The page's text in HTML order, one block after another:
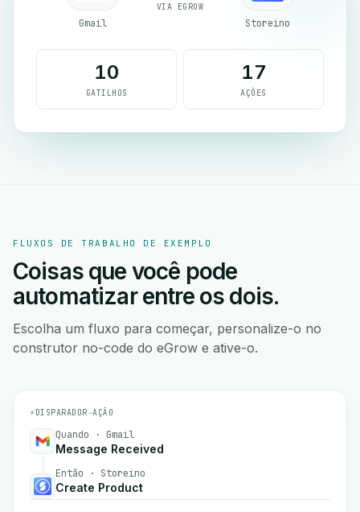
Gmail
VIA EGROW
Storeino
10
GATILHOS
17
AÇÕES
FLUXOS DE TRABALHO DE EXEMPLO
Coisas que você pode
automatizar entre os dois.
Escolha um fluxo para começar, personalize-o no
construtor no-code do eGrow e ative-o.
⚡ DISPARADOR→AÇÃO
Quando · Gmail
Message Received
Então · Storeino
Create Product